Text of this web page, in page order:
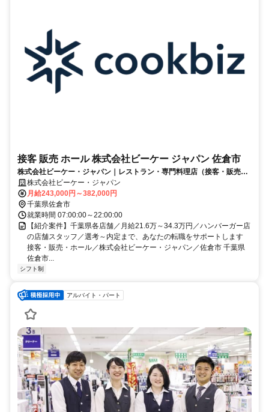
接客 販売 ホール 株式会社ビーケー ジャパン 佐倉市
株式会社ビーケー・ジャパン｜レストラン・専門料理店（接客・販売・
ホール）
株式会社ビーケー・ジャパン
月給243,000円～382,000円
千葉県佐倉市
就業時間 07:00:00～22:00:00
【紹介案件】千葉県各店舗／月給21.6万～34.3万円／ハンバーガー店
の店舗スタッフ／選考～内定まで、あなたの転職をサポートします
接客・販売・ホール／株式会社ビーケー・ジャパン／佐倉市 千葉県
佐倉市...
シフト制
アルバイト・パート